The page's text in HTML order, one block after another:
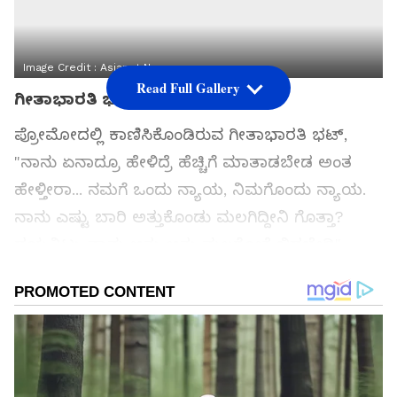
Image Credit : Asianet News
ಗೀತಾಭಾರತಿ ಭಟ್ ಭಾವುಕ
ಪ್ರೋಮೋದಲ್ಲಿ ಕಾಣಿಸಿಕೊಂಡಿರುವ ಗೀತಾಭಾರತಿ ಭಟ್,
"ನಾನು ಏನಾದ್ರೂ ಹೇಳಿದ್ರೆ ಹೆಚ್ಚಿಗೆ ಮಾತಾಡಬೇಡ ಅಂತ
ಹೇಳ್ತೀರಾ... ನಮಗೆ ಒಂದು ನ್ಯಾಯ, ನಿಮಗೊಂದು ನ್ಯಾಯ.
ನಾನು ಎಷ್ಟು ಬಾರಿ ಅತ್ತುಕೊಂಡು ಮಲಗಿದ್ದೀನಿ ಗೊತ್ತಾ?
ಮೂಡಿಸಿದೆ.
ಸಮಗ್ರ ಸುದ್ದಿ ಮೂಲವನ್ನಾಗಿ asianet suvarna news ಅನ್ನು
ಆಯ್ಕೆ ಮಾಡಿಕೊಳ್ಳಿ
Read Full Gallery